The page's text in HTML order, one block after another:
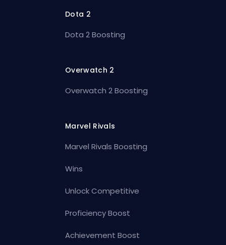
Dota 2
Dota 2 Boosting
Overwatch 2
Overwatch 2 Boosting
Marvel Rivals
Marvel Rivals Boosting
Wins
Unlock Competitive
Proficiency Boost
Achievement Boost